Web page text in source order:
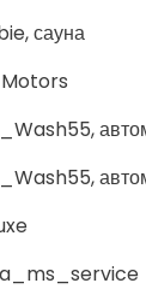
сауна
Motors